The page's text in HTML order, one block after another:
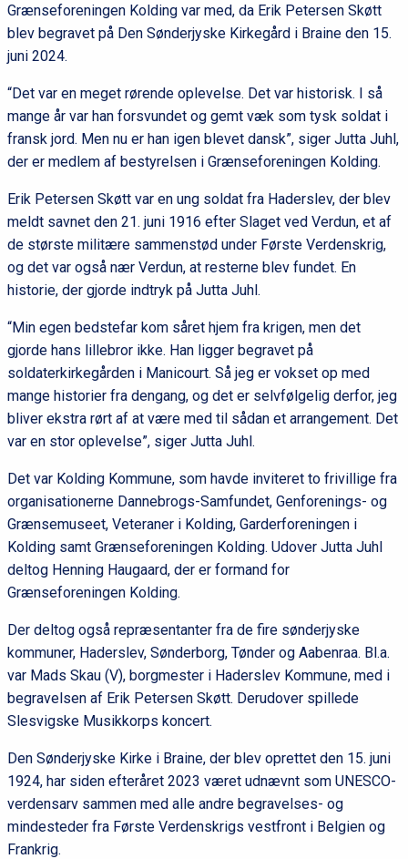
Grænseforeningen Kolding var med, da Erik Petersen Skøtt
blev begravet på Den Sønderjyske Kirkegård i Braine den 15.
juni 2024.
“Det var en meget rørende oplevelse. Det var historisk. I så
mange år var han forsvundet og gemt væk som tysk soldat i
fransk jord. Men nu er han igen blevet dansk”, siger Jutta Juhl,
der er medlem af bestyrelsen i Grænseforeningen Kolding.
Erik Petersen Skøtt var en ung soldat fra Haderslev, der blev
meldt savnet den 21. juni 1916 efter Slaget ved Verdun, et af
de største militære sammenstød under Første Verdenskrig,
og det var også nær Verdun, at resterne blev fundet. En
historie, der gjorde indtryk på Jutta Juhl.
“Min egen bedstefar kom såret hjem fra krigen, men det
gjorde hans lillebror ikke. Han ligger begravet på
soldaterkirkegården i Manicourt. Så jeg er vokset op med
mange historier fra dengang, og det er selvfølgelig derfor, jeg
bliver ekstra rørt af at være med til sådan et arrangement. Det
var en stor oplevelse”, siger Jutta Juhl.
Det var Kolding Kommune, som havde inviteret to frivillige fra
organisationerne Dannebrogs-Samfundet, Genforenings- og
Grænsemuseet, Veteraner i Kolding, Garderforeningen i
Kolding samt Grænseforeningen Kolding. Udover Jutta Juhl
deltog Henning Haugaard, der er formand for
Grænseforeningen Kolding.
Der deltog også repræsentanter fra de fire sønderjyske
kommuner, Haderslev, Sønderborg, Tønder og Aabenraa. Bl.a.
var Mads Skau (V), borgmester i Haderslev Kommune, med i
begravelsen af Erik Petersen Skøtt. Derudover spillede
Slesvigske Musikkorps koncert.
Den Sønderjyske Kirke i Braine, der blev oprettet den 15. juni
1924, har siden efteråret 2023 været udnævnt som UNESCO-
verdensarv sammen med alle andre begravelses- og
mindesteder fra Første Verdenskrigs vestfront i Belgien og
Frankrig.